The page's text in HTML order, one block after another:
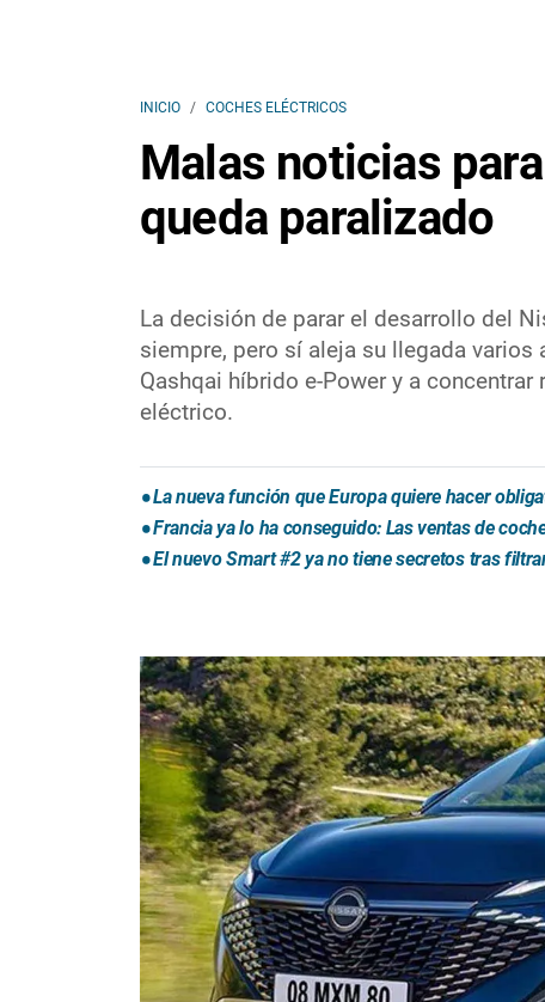
INICIO COCHES ELÉCTRICOS
Malas noticias
queda paralizado
La decisión de parar el desarrollo del
siempre, pero sí aleja su llegada
Qashqai híbrido e-Power y a
eléctrico.
La nueva función que Europa quiere hacer
Francia ya lo ha conseguido: Las ventas de
El nuevo Smart #2 ya no tiene secretos tras